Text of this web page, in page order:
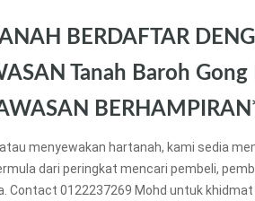
BERDAFTAR
Tanah Baroh
menyewakan hartanah, kami sedia
dari peringkat mencari pembeli,
Contact 0122237269 Mohd untuk